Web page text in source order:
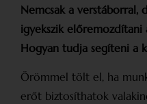
Nemcsak a verstáborral,
igyekszik
Hogyan tudja segíteni a
Örömmel tölt el, ha
erőt biztosíthatok